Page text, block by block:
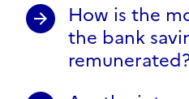
How is the
the bank